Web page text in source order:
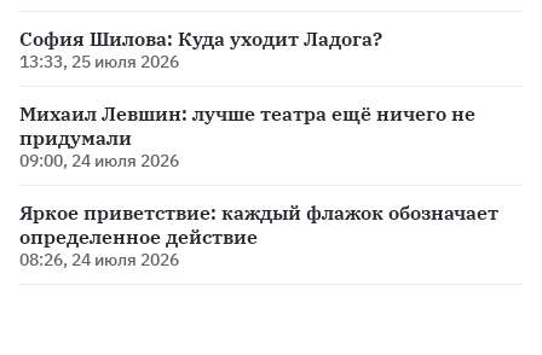
София Шилова: Куда уходит Ладога?
13:33, 25 июля 2026
Михаил Левшин: лучше театра ещё ничего не
придумали
09:00, 24 июля 2026
Яркое приветствие: каждый флажок обозначает
определенное действие
08:26, 24 июля 2026